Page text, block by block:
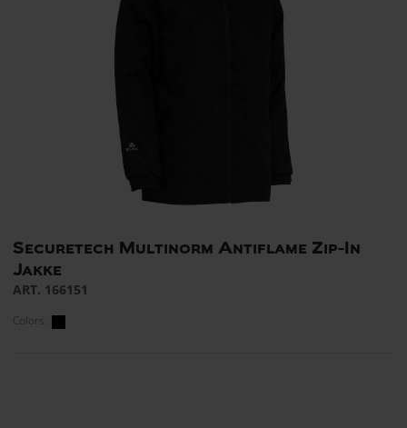
Securetech Multinorm Antiflame Zip-In
Jakke
ART. 166151
Colors: